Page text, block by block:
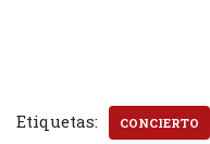
Etiquetas: CONCIERTO